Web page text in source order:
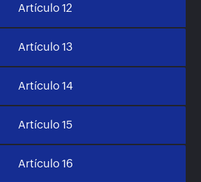
Artículo 12
Artículo 13
Artículo 14
Artículo 15
Artículo 16